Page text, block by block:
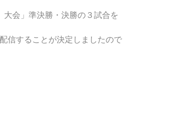
大会」準決勝・決勝の３試合を
信することが決定しましたので